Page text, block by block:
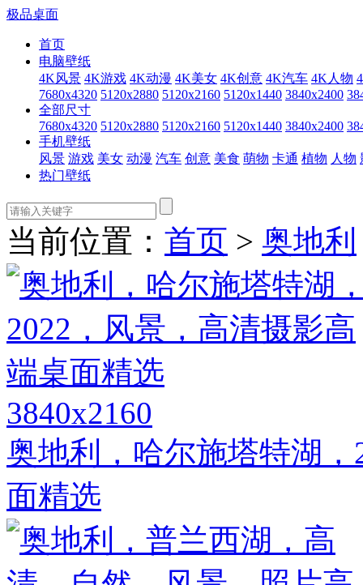
极品桌面
首页
电脑壁纸
4K风景 4K游戏 4K动漫 4K美女 4K创意 4K汽车 4K人物
7680x4320 5120x2880 5120x2160 5120x1440 3840x2400
全部尺寸
7680x4320 5120x2880 5120x2160 5120x1440 3840x2400
手机壁纸
风景 游戏 美女 动漫 汽车 创意 美食 萌物 卡通 植物 人物
热门壁纸
当前位置： 首页 > 奥地利
3840x2160
奥地利，哈尔施塔特湖
面精选